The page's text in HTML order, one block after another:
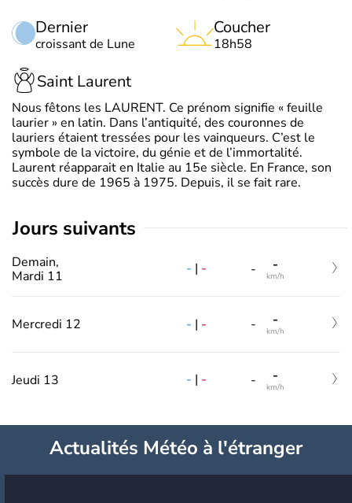
Dernier
croissant de Lune
Coucher
18h58
Saint Laurent
Nous fêtons les LAURENT. Ce prénom signifie « feuille
laurier » en latin. Dans l’antiquité, des couronnes de
lauriers étaient tressées pour les vainqueurs. C’est le
symbole de la victoire, du génie et de l’immortalité.
Laurent réapparait en Italie au 15e siècle. En France, son
succès dure de 1965 à 1975. Depuis, il se fait rare.
jours suivants
Demain,
Mardi 11
- | - - -
km/h
Mercredi 12 - | - - -
km/h
Jeudi 13 - | - - -
km/h
Actualités Météo à l'étranger